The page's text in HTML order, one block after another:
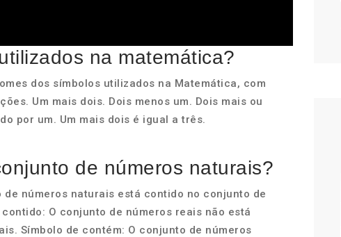
na matemática?
dos símbolos utilizados na Matemática, com
Um mais dois. Dois menos um. Dois mais ou
por um. Um mais dois é igual a três.
de números naturais?
números naturais está contido no conjunto de
O conjunto de números reais não está
Símbolo de contém: O conjunto de números